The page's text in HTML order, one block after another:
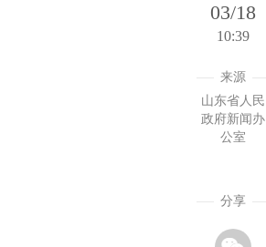
03/18
10:39
来源
山东省人民
政府新闻办
公室
分享